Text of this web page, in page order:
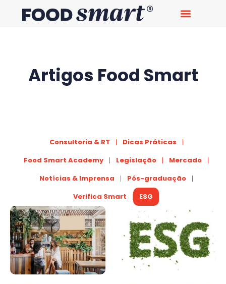
Artigos Food Smart
Consultoria & RT
Dicas Práticas
Food Smart Academy
Legislação
Mercado
Notícias & Imprensa
Pós-graduação
Verifica Smart
ESG